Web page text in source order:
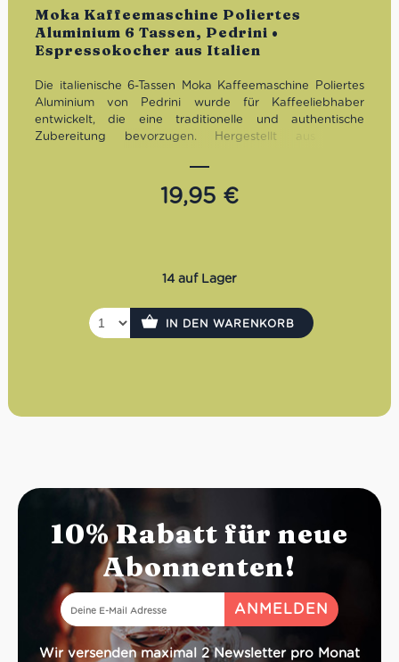
Moka Kaffeemaschine Poliertes
Aluminium 6 Tassen, Pedrini •
Espressokocher aus Italien
Bewertet
Die italienische 6-Tassen Moka Kaffeemaschine Poliertes
Aluminium von Pedrini wurde für Kaffeeliebhaber
entwickelt, die eine traditionelle und authentische
Zubereitung bevorzugen. Hergestellt aus 100%
nicht nur einen hervorragenden Geschmack, sondern
fördert auch Nachhaltigkeit und Umweltfreundlichkeit.
19,95 €
14 auf Lager
IN DEN WARENKORB
10% Rabatt für neue
Abonnenten!
Wir versenden maximal 2 Newsletter pro Monat